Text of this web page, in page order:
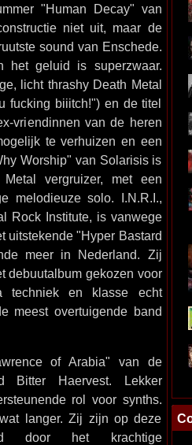
"Human Decay" van
niet uit, maar de
sound van Enschede.
het geluid is superzwaar.
licht thrashy Death Metal
fucking biiitch!") en de titel
vriendinnen van de heren
te verhuizen en een
Worship" van Solarisis is
vergruizer, met een
melodieuze solo. I.N.R.I.,
Rock Institute, is vanwege
uitstekende "Hyper Bastard
meer in Nederland. Zij
debuutalbum gekozen voor
techniek en klasse echt
meest overtuigende band
of Arabia" van de
Bitter Haervest. Lekker
rol voor synths.
langer. Zij zijn op deze
door het krachtige